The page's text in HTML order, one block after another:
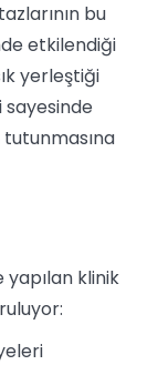
bu
etkilendiği
yerleştiği
sayesinde
klinik